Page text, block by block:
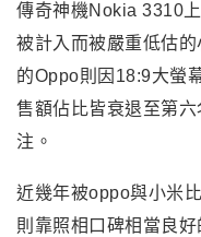
傳奇神機Nokia 3310
被計入而被嚴重低估
的Oppo則因18:9大螢
售額佔比皆衰退至第
注。
近幾年被oppo與小米
則靠照相口碑相當良